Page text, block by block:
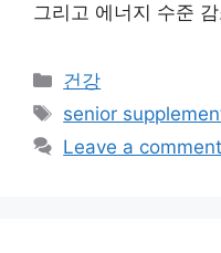
그리고 에너지 수준
Categories
건강
Tags
senior
Leave a comment